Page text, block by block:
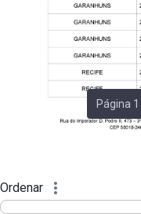
Página
Ordenar